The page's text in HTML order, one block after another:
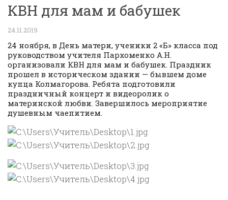
КВН для мам и бабушек
24.11.2019
24 ноября, в День матери, ученики 2 «Б» класса под
руководством учителя Пархоменко А.Н.
организовали КВН для мам и бабушек. Праздник
прошел в историческом здании — бывшем доме
купца Колмагорова. Ребята подготовили
праздничный концерт и видеоролик о
материнской любви. Завершилось мероприятие
душевным чаепитием.